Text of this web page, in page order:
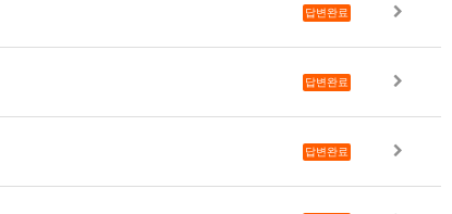
답변완료
답변완료
답변완료